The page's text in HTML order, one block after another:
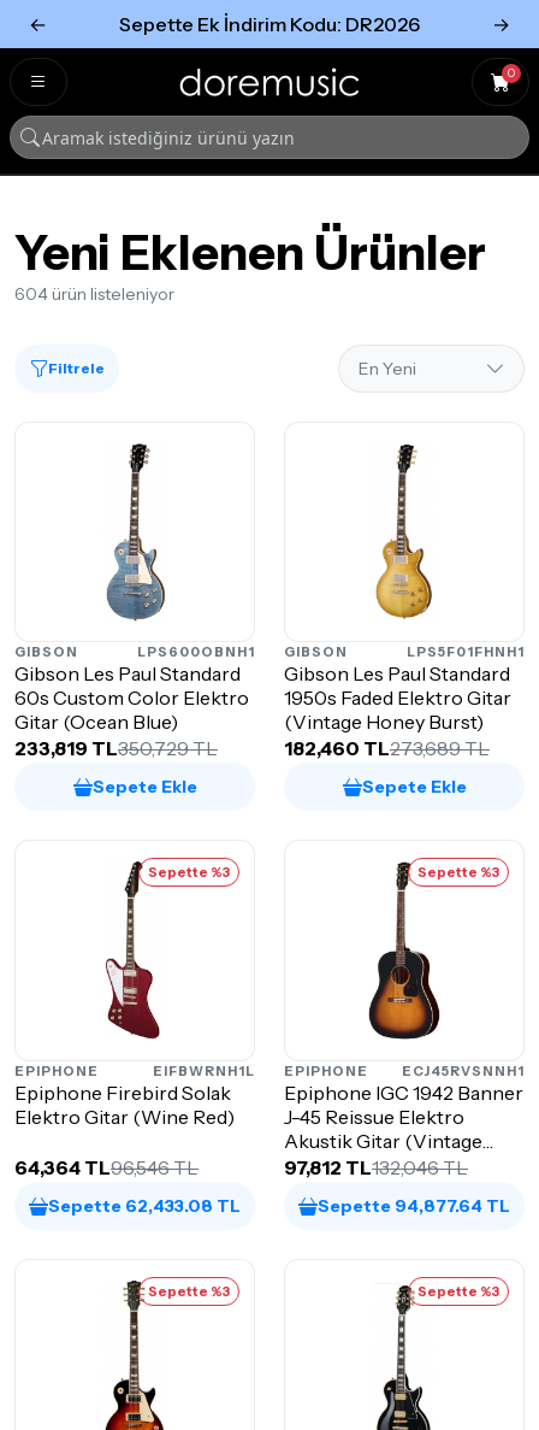
← Sepette Ek İndirim Kodu: DR2026 →
0
Yeni Eklenen Ürünler
604 ürün listeleniyor
Filtrele
GIBSON LPS600OBNH1
Gibson Les Paul Standard
60s Custom Color Elektro
Gitar (Ocean Blue)
233,819 TL350,729 TL
Sepete Ekle
GIBSON LPS5F01FHNH1
Gibson Les Paul Standard
1950s Faded Elektro Gitar
(Vintage Honey Burst)
182,460 TL273,689 TL
Sepete Ekle
Sepette %3
EPIPHONE EIFBWRNH1L
Epiphone Firebird Solak
Elektro Gitar (Wine Red)
64,364 TL96,546 TL
Sepette 62,433.08 TL
Sepette %3
EPIPHONE ECJ45RVSNNH1
Epiphone IGC 1942 Banner
J-45 Reissue Elektro
Akustik Gitar (Vintage
Sunburst)
97,812 TL132,046 TL
Sepette 94,877.64 TL
Sepette %3 Sepette %3
Tümünü Gör
Tümünü gör